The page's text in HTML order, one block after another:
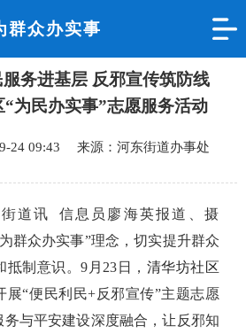
群众办实事
服务进基层 反邪宣传筑防线
民办实事”志愿服务活动
24 09:43 来源：河东街道办事处
道讯 信息员廖海英报道、摄
群众办实事”理念，切实提升群众
制意识。9月23日， 清华坊社区
展“便民利民+反邪宣传”主题志愿
务与平安建设深度融合，让反邪知